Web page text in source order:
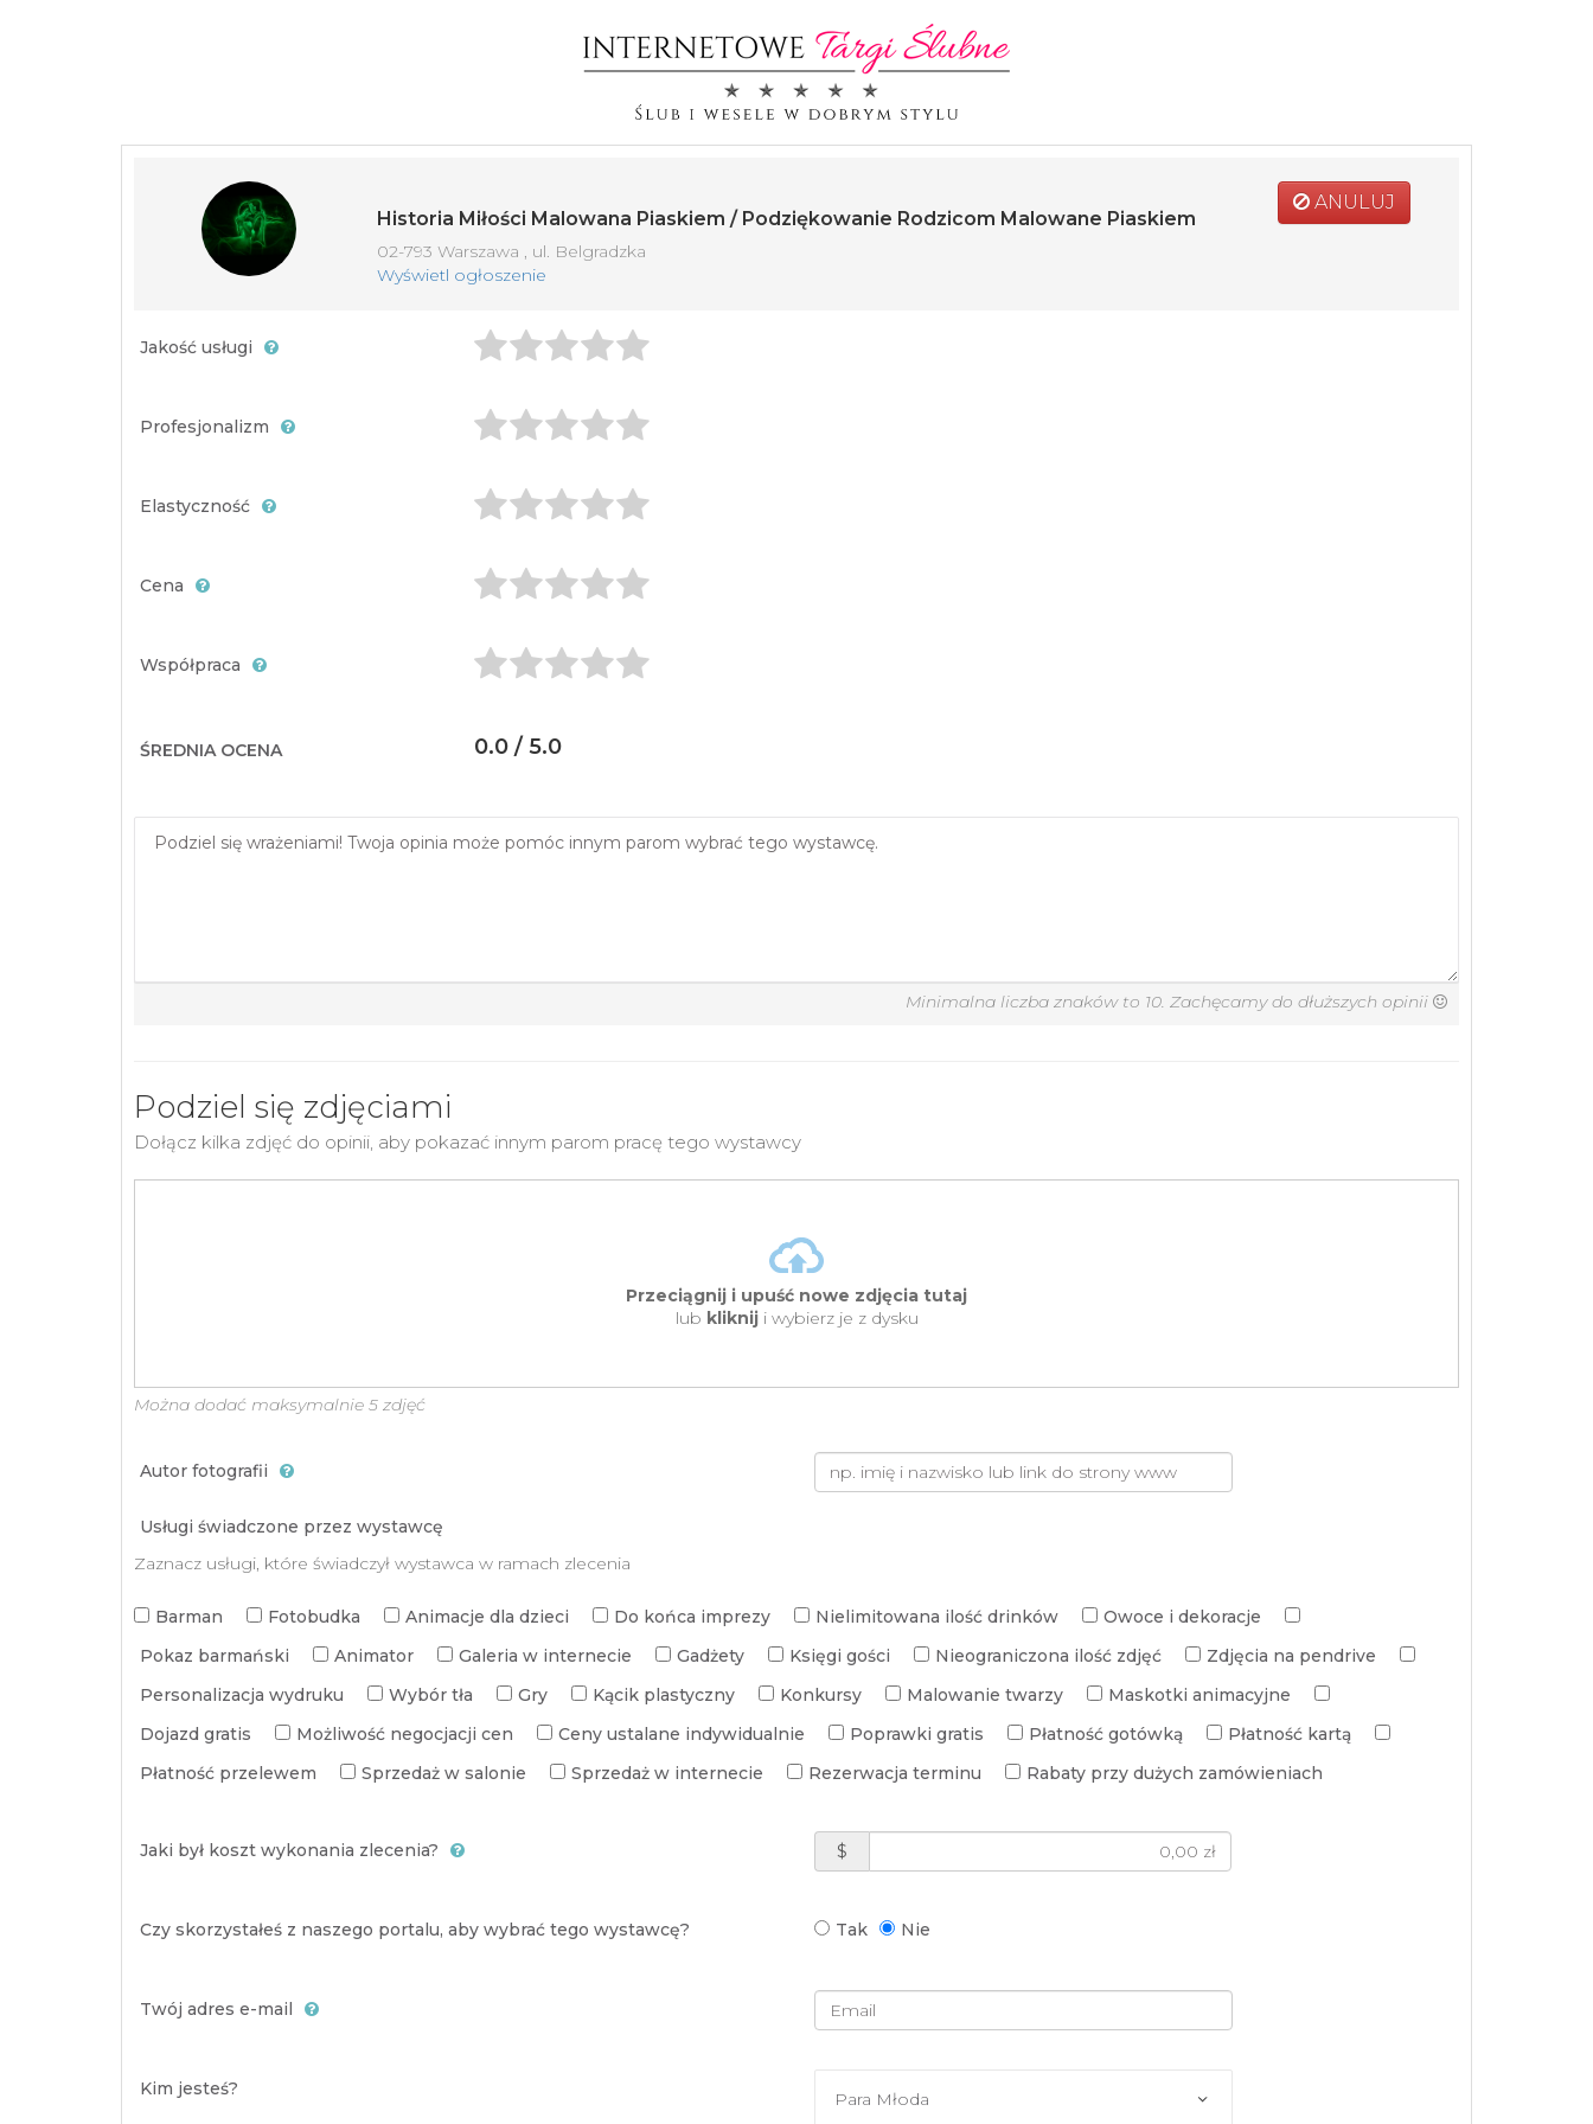
Historia Miłości Malowana Piaskiem / Podziękowanie Rodzicom Malowane Piaskiem
02-793 Warszawa , ul. Belgradzka
Wyświetl ogłoszenie
ANULUJ
Jakość usługi
Profesjonalizm
Elastyczność
Cena
Współpraca
ŚREDNIA OCENA 0.0 / 5.0
Minimalna liczba znaków to 10. Zachęcamy do dłuższych opinii
Podziel się zdjęciami
Dołącz kilka zdjęć do opinii, aby pokazać innym parom pracę tego wystawcy
Przeciągnij i upuść nowe zdjęcia tutaj
lub klikniji wybierz je z dysku
Można dodać maksymalnie 5 zdjęć
Autor fotografii
Usługi świadczone przez wystawcę
Zaznacz usługi, które świadczył wystawca w ramach zlecenia
Barman Fotobudka Animacje dla dzieci Do końca imprezy Nielimitowana ilość drinków
Owoce i dekoracje
Pokaz barmański
Animator Galeria w internecie Gadżety Księgi gości Nieograniczona ilość zdjęć
Zdjęcia na pendrive
Personalizacja wydruku
Wybór tła Gry Kącik plastyczny Konkursy Malowanie twarzy
Maskotki animacyjne
Dojazd gratis
Możliwość negocjacji cen Ceny ustalane indywidualnie Poprawki gratis Płatność gotówką
Płatność kartą
Płatność przelewem
Sprzedaż w salonie Sprzedaż w internecie Rezerwacja terminu Rabaty przy dużych zamówieniach
Jaki był koszt wykonania zlecenia? $
Czy skorzystałeś z naszego portalu, aby wybrać tego wystawcę? Tak Nie
Twój adres e-mail
Kim jesteś?